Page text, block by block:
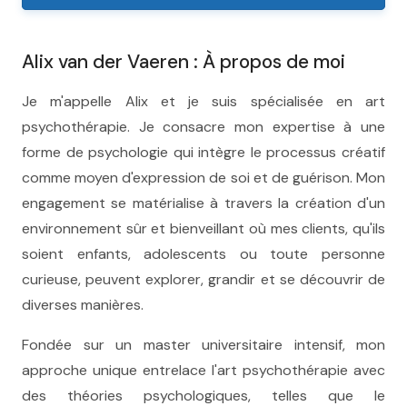
Alix van der Vaeren : À propos de moi
Je m'appelle Alix et je suis spécialisée en art
psychothérapie. Je consacre mon expertise à une
forme de psychologie qui intègre le processus créatif
comme moyen d'expression de soi et de guérison. Mon
engagement se matérialise à travers la création d'un
environnement sûr et bienveillant où mes clients, qu'ils
soient enfants, adolescents ou toute personne
curieuse, peuvent explorer, grandir et se découvrir de
diverses manières.
Fondée sur un master universitaire intensif, mon
approche unique entrelace l'art psychothérapie avec
des théories psychologiques, telles que le